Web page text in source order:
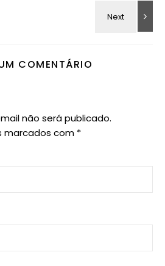
COMENTÁRIO
não será publicado.
marcados com *